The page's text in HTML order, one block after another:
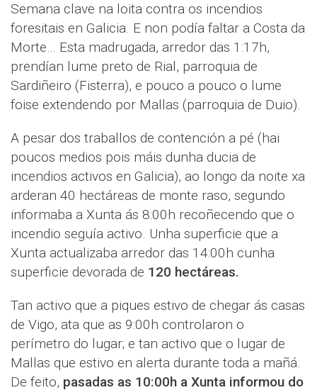
Semana clave na loita contra os incendios
foresitais en Galicia. E non podía faltar a Costa da
Morte… Esta madrugada, arredor das 1:17h,
prendían lume preto de Rial, parroquia de
Sardiñeiro (Fisterra), e pouco a pouco o lume
foise extendendo por Mallas (parroquia de Duio).
A pesar dos traballos de contención a pé (hai
poucos medios pois máis dunha ducia de
incendios activos en Galicia), ao longo da noite xa
arderan 40 hectáreas de monte raso, segundo
informaba a Xunta ás 8:00h recoñecendo que o
incendio seguía activo. Unha superficie que a
Xunta actualizaba arredor das 14:00h cunha
superficie devorada de 120 hectáreas.
Tan activo que a piques estivo de chegar ás casas
de Vigo, ata que as 9:00h controlaron o
perímetro do lugar; e tan activo que o lugar de
Mallas que estivo en alerta durante toda a mañá.
De feito, pasadas as 10:00h a Xunta informou do